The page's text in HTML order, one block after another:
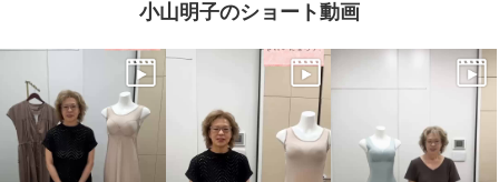
小山明子のショート動画